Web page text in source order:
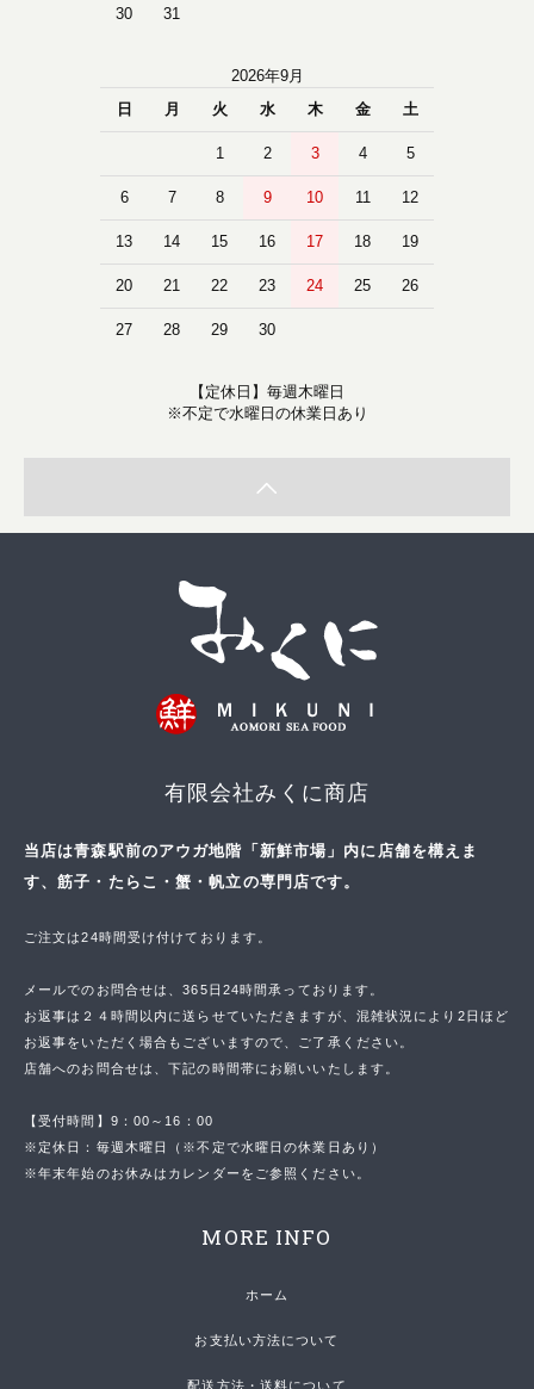
30 31
2026年9月
日
月 火 水 木 金 土
1 2 3 4 5
6 7 8 9 10 11 12
13 14 15 16 17 18 19
20 21 22 23 24 25 26
27 28 29 30
【定休日】毎週木曜日
※不定で水曜日の休業日あり
有限会社みくに商店
当店は青森駅前のアウガ地階「新鮮市場」内に店舗を構えま
す、筋子・たらこ・蟹・帆立の専門店です。
ご注文は24時間受け付けております。
メールでのお問合せは、365日24時間承っております。
お返事は２４時間以内に送らせていただきますが、混雑状況により2日ほど
お返事をいただく場合もございますので、ご了承ください。
店舗へのお問合せは、下記の時間帯にお願いいたします。
【受付時間】9：00～16：00
※定休日：毎週木曜日（※不定で水曜日の休業日あり）
※年末年始のお休みはカレンダーをご参照ください。
MORE INFO
ホーム
お支払い方法について
配送方法・送料について